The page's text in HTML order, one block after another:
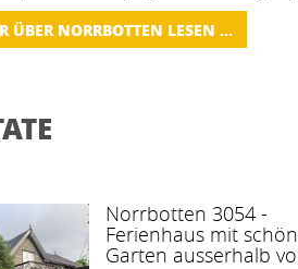
ÜBER NORRBOTTEN LESEN …
Norrbotten 3054 -
Ferienhaus mit
Garten ausserhalb